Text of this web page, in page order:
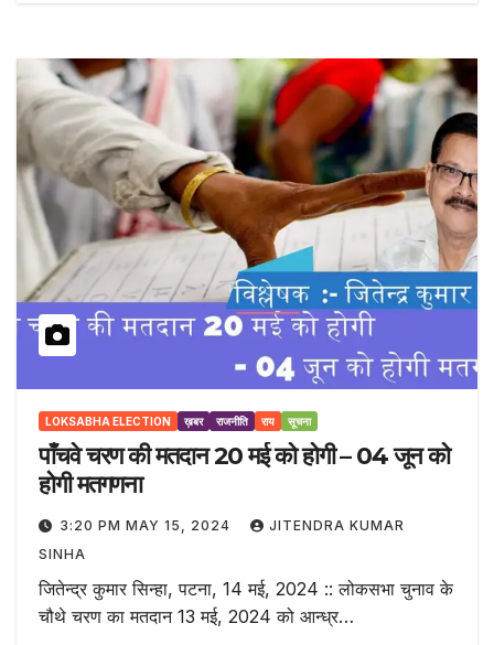
LOKSABHA ELECTION ख़बर राजनीति राय सूचना
पाँचवे चरण की मतदान 20 मई को होगी – 04 जून को
होगी मतगणना
3:20 PM MAY 15, 2024
JITENDRA KUMAR
SINHA
जितेन्द्र कुमार सिन्हा, पटना, 14 मई, 2024 :: लोकसभा चुनाव के
चौथे चरण का मतदान 13 मई, 2024 को आन्ध्र…